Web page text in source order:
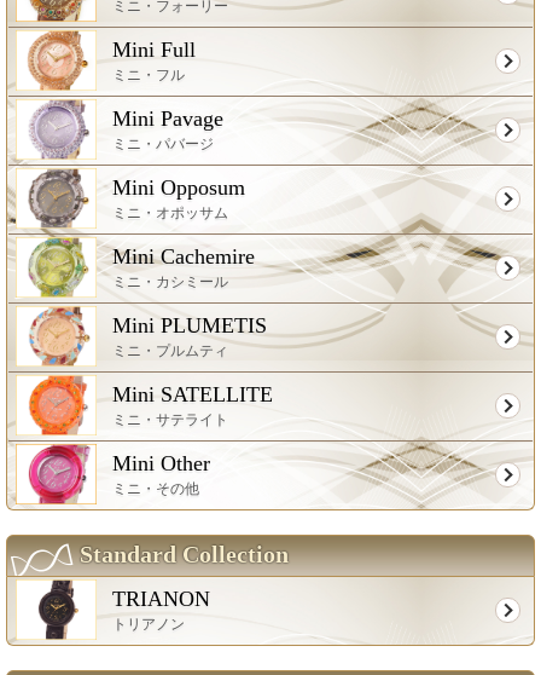
ミニ・フォーリー
Mini Full
ミニ・フル
Mini Pavage
ミニ・パバージ
Mini Opposum
ミニ・オポッサム
Mini Cachemire
ミニ・カシミール
Mini PLUMETIS
ミニ・プルムティ
Mini SATELLITE
ミニ・サテライト
Mini Other
ミニ・その他
Standard Collection
TRIANON
トリアノン